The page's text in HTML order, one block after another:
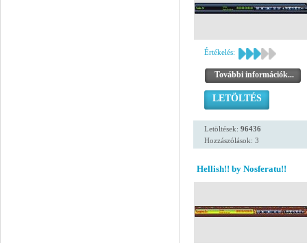
Értékelés:
További információk...
LETÖLTÉS
Letöltések: 96436
Hozzászólások: 3
Hellish!! by Nosferatu!!